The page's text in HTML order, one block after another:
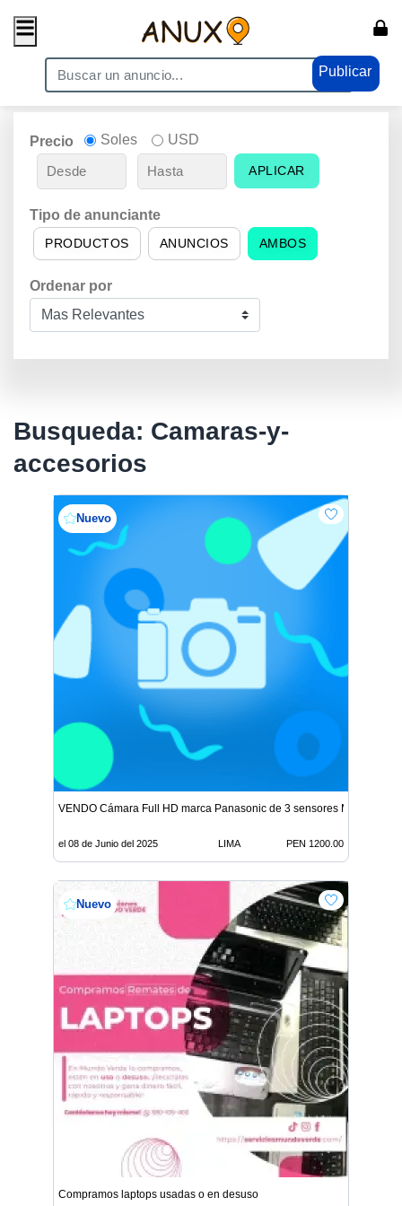
Publicar
Precio Soles USD
APLICAR
Tipo de anunciante
AMBOS
ANUNCIOS
PRODUCTOS
Ordenar por
Busqueda: Camaras-y-
accesorios
Nuevo
VENDO Cámara Full HD marca Panasonic de 3 sensores MOS
el 08 de Junio del 2025 LIMA PEN 1200.00
Nuevo
Compramos laptops usadas o en desuso